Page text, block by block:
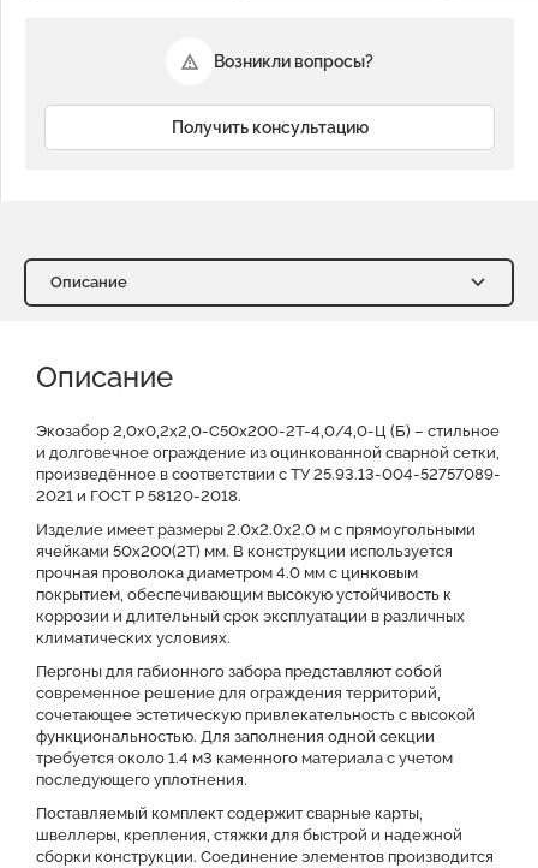
Возникли вопросы?
Получить консультацию
Описание
Доставка и оплата
Преимущества Оставить заявку на КП
Файлы для скачивания
Описание
Экозабор 2,0х0,2х2,0-С50х200-2Т-4,0/4,0-Ц (Б) – стильное
и долговечное ограждение из оцинкованной сварной сетки,
произведённое в соответствии с ТУ 25.93.13-004-52757089-
2021 и ГОСТ Р 58120-2018.
Изделие имеет размеры 2.0х2.0х2.0 м с прямоугольными
ячейками 50х200(2Т) мм. В конструкции используется
прочная проволока диаметром 4.0 мм с цинковым
покрытием, обеспечивающим высокую устойчивость к
коррозии и длительный срок эксплуатации в различных
климатических условиях.
Пергоны для габионного забора представляют собой
современное решение для ограждения территорий,
сочетающее эстетическую привлекательность с высокой
функциональностью. Для заполнения одной секции
требуется около 1.4 м3 каменного материала с учетом
последующего уплотнения.
Поставляемый комплект содержит сварные карты,
швеллеры, крепления, стяжки для быстрой и надежной
сборки конструкции. Соединение элементов производится